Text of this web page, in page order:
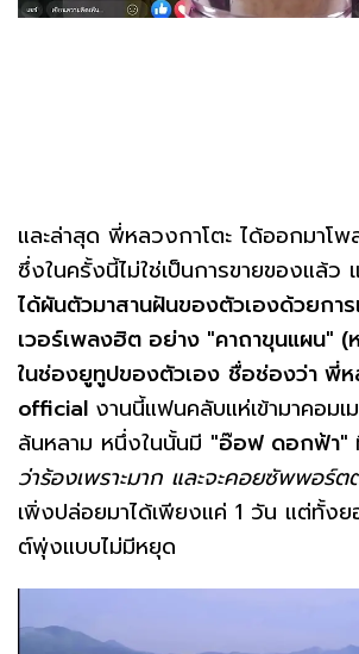
และล่าสุด พี่หลวงกาโตะ ได้ออกมาโ
ซึ่งในครั้งนี้ไม่ใช่เป็นการขายของแล้ว
ได้ผันตัวมาสานฝันของตัวเองด้วยกา
เวอร์เพลงฮิต อย่าง "คาถาขุนแผน"
ในช่องยูทูปของตัวเอง ชื่อช่องว่า พี่ห
official งานนี้แฟนคลับแห่เข้ามาคอม
ล้นหลาม หนึ่งในนั้นมี "อ๊อฟ ดอกฟ้า"
ว่าร้องเพราะมาก และจะคอยซัพพอร์
เพิ่งปล่อยมาได้เพียงแค่ 1 วัน แต่ทั้งย
ต์พุ่งแบบไม่มีหยุด